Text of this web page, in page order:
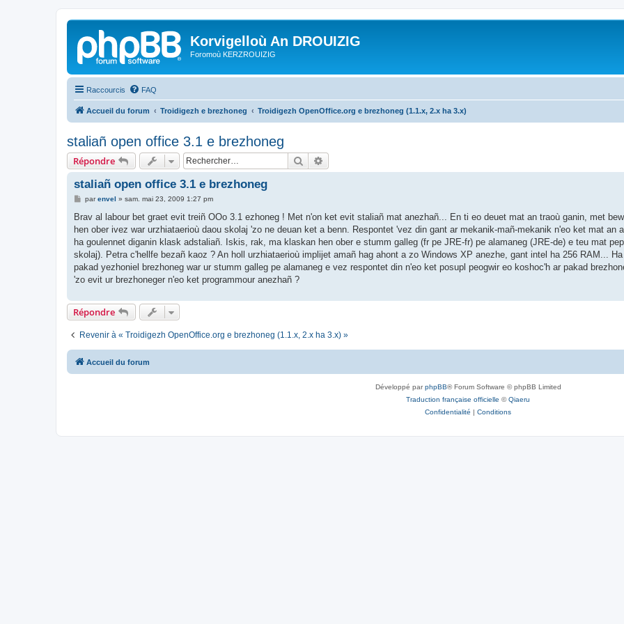
Korvigelloù An DROUIZIG
Foromoù KERZROUIZIG
Raccourcis FAQ
Accueil du forum Troidigezh e brezhoneg Troidigezh OpenOffice.org e brezhoneg (1.1.x, 2.x ha 3.x)
staliañ open office 3.1 e brezhoneg
Répondre Rechercher
staliañ open office 3.1 e brezhoneg
M
s
a
g
parenvel » sam. mai 23, 2009 1:27 pm
Brav al labour bet graet evit treiñ OOo 3.1 ezhoneg ! Met n'on ket evit staliañ mat anezhañ... En ti eo deuet mat an traoù ganin, met
hen ober ivez war urzhiataerioù daou skolaj 'zo ne deuan ket a benn. Respontet 'vez din gant ar mekanik-mañ-mekanik n'eo ket mat an
ha goulennet diganin klask adstaliañ. Iskis, rak, ma klaskan hen ober e stumm galleg (fr pe JRE-fr) pe alamaneg (JRE-de) e teu mat
skolaj). Petra c'hellfe bezañ kaoz ? An holl urzhiataerioù implijet amañ hag ahont a zo Windows XP anezhe, gant intel ha 256 RAM...
pakad yezhoniel brezhoneg war ur stumm galleg pe alamaneg e vez respontet din n'eo ket posupl peogwir eo koshoc'h ar pakad
'zo evit ur brezhoneger n'eo ket programmour anezhañ ?
Répondre
Revenir à « Troidigezh OpenOffice.org e brezhoneg (1.1.x, 2.x ha 3.x) »
Accueil du forum
Développé parphpBB® Forum Software © phpBB Limited
Traduction française officielle ©Qiaeru
Confidentialité | Conditions